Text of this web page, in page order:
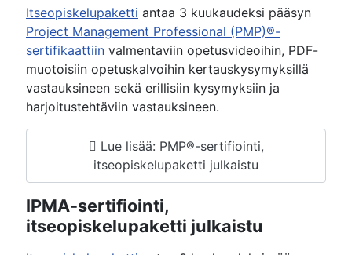
Itseopiskelupaketti antaa 3 kuukaudeksi pääsyn
Project Management Professional (PMP)®-
sertifikaattiin valmentaviin opetusvideoihin, PDF-
muotoisiin opetuskalvoihin kertauskysymyksillä
vastauksineen sekä erillisiin kysymyksiin ja
harjoitustehtäviin vastauksineen.
Lue lisää: PMP®-sertifiointi,
itseopiskelupaketti julkaistu
IPMA-sertifiointi,
itseopiskelupaketti julkaistu